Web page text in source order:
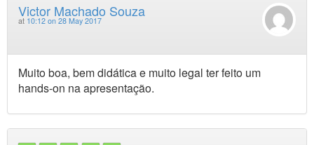
Victor Machado Souza
at 10:12 on 28 May 2017
Muito boa, bem didática e muito legal ter feito um
hands-on na apresentação.